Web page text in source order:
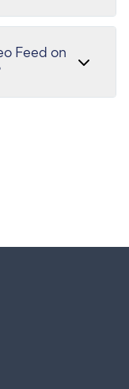
Feed on